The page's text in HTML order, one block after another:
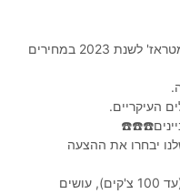
✅ניתן לרכוש אצלנו גם מכוניות אפס קילומטראז' לשנת 2023 במחירים
יבחרו את ההצעה
100% זיכוי, ללא מקדמה, מקבלים צ'קים (עד 100 צ'קים), עושים